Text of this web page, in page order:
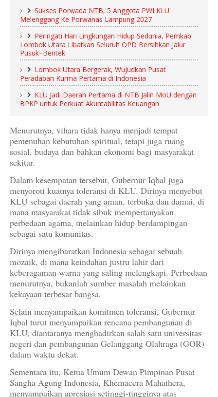
Sukses Porwada NTB, 5 Anggota PWI KLU
Melenggang Ke Porwanas Lampung 2027
Peringati Hari Lingkungan Hidup Sedunia, Pemkab
Lombok Utara Libatkan Seluruh OPD Bersihkan Jalur
Pusuk–Bentek
Lombok Utara Bergerak, Wujudkan Pusat
Peradaban Kurma Pertama di Indonesia
KLU Jadi Daerah Pertama di NTB Jalin MoU dengan
BPKP untuk Perkuat Akuntabilitas Keuangan
Menurutnya, vihara tidak hanya menjadi tempat
pemenuhan kebutuhan spiritual, tetapi juga ruang
sosial, budaya dan bahkan ekonomi bagi masyarakat
sekitar.
Dalam kesempatan tersebut, Gubernur Iqbal juga
menyoroti kuatnya toleransi di KLU. Dirinya menyebut
KLU sebagai daerah yang aman, terbuka dan damai, di
mana masyarakat tidak sibuk mempertanyakan
perbedaan agama, melainkan hidup berdampingan
sebagai satu komunitas.
Dirinya mengibaratkan Indonesia sebagai sebuah
mozaik, di mana keindahan justru lahir dari
keberagaman warna yang saling melengkapi. Perbedaan
menurutnya, bukanlah sumber masalah melainkan
kekayaan terbesar bangsa.
Selain menyampaikan komitmen toleransi, Gubernur
Iqbal turut menyampaikan rencana pembangunan di
KLU, diantaranya menghadirkan salah satu universitas
negeri dan pembangunan Gelanggang Olahraga (GOR)
dalam waktu dekat.
Sementara itu, Ketua Umum Dewan Pimpinan Pusat
Sangha Agung Indonesia, Khemacera Mahathera,
menyampaikan apresiasi setinggi-tingginya atas